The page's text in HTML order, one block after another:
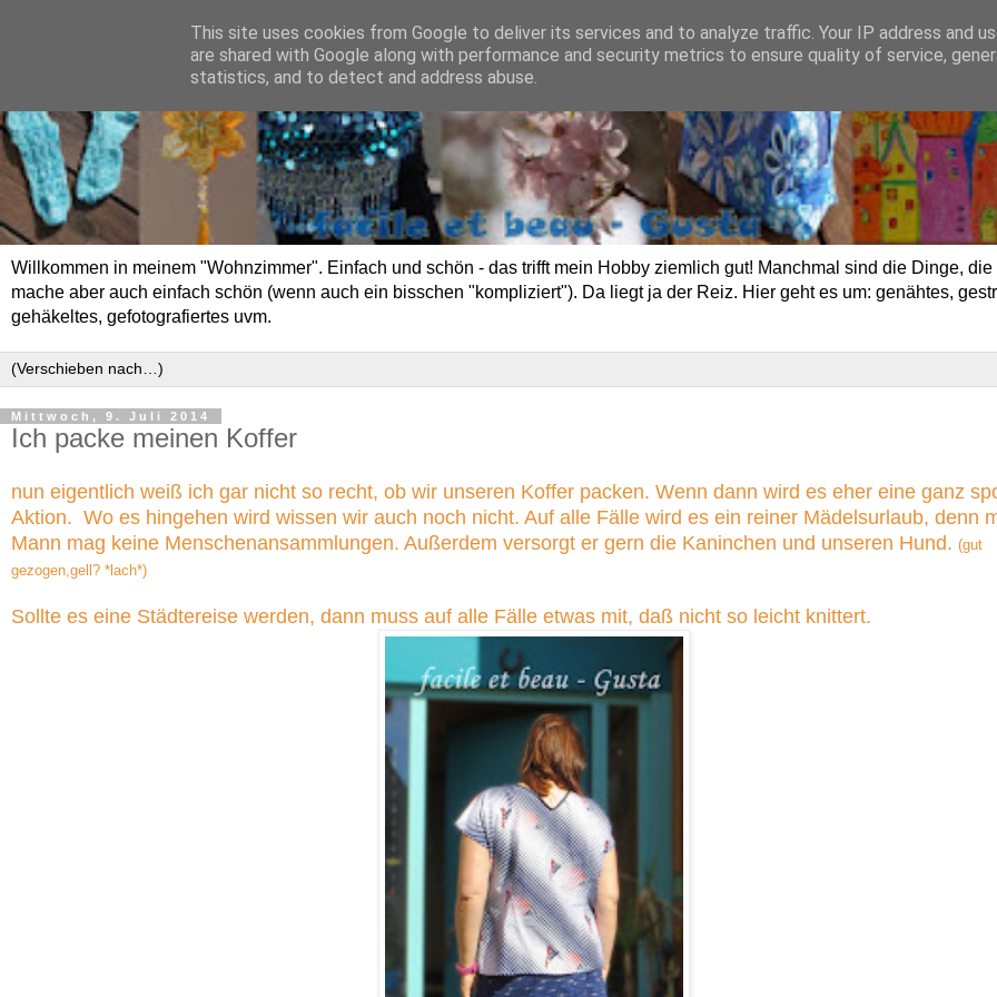
Willkommen in meinem "Wohnzimmer". Einfach und schön - das trifft mein Hobby ziemlich gut! Manchmal sind die Dinge, die
mache aber auch einfach schön (wenn auch ein bisschen "kompliziert"). Da liegt ja der Reiz. Hier geht es um: genähtes,
gehäkeltes, gefotografiertes uvm.
Mittwoch, 9. Juli 2014
Ich packe meinen Koffer
nun eigentlich weiß ich gar nicht so recht, ob wir unseren Koffer packen. Wenn dann wird es eher eine ganz
Aktion. Wo es hingehen wird wissen wir auch noch nicht. Auf alle Fälle wird es ein reiner Mädelsurlaub, denn
Mann mag keine Menschenansammlungen. Außerdem versorgt er gern die Kaninchen und unseren Hund. (gut
gezogen,gell? *lach*)
Sollte es eine Städtereise werden, dann muss auf alle Fälle etwas mit, daß nicht so leicht knittert.
This site uses cookies from Google to deliver its services and to analyze traffic. Your IP address and
are shared with Google along with performance and security metrics to ensure quality of service,
statistics, and to detect and address abuse.